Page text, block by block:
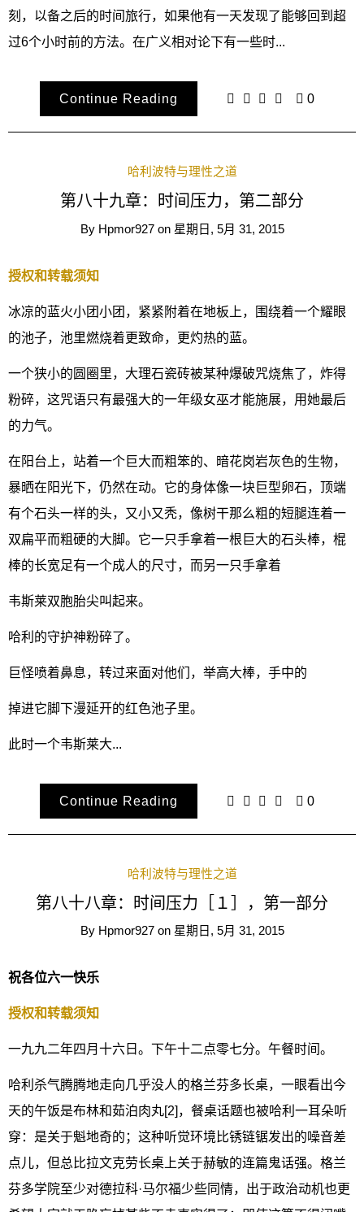
刻，以备之后的时间旅行，如果他有一天发现了能够回到超
过6个小时前的方法。在广义相对论下有一些时...
Continue Reading 0
哈利波特与理性之道
第八十九章：时间压力，第二部分
By Hpmor927 on 星期日, 5月 31, 2015
授权和转载须知
冰凉的蓝火小团小团，紧紧附着在地板上，围绕着一个耀眼
的池子，池里燃烧着更致命，更灼热的蓝。
一个狭小的圆圈里，大理石瓷砖被某种爆破咒烧焦了，炸得
粉碎，这咒语只有最强大的一年级女巫才能施展，用她最后
的力气。
在阳台上，站着一个巨大而粗笨的、暗花岗岩灰色的生物，
暴晒在阳光下，仍然在动。它的身体像一块巨型卵石，顶端
有个石头一样的头，又小又秃，像树干那么粗的短腿连着一
双扁平而粗硬的大脚。它一只手拿着一根巨大的石头棒，棍
棒的长宽足有一个成人的尺寸，而另一只手拿着
韦斯莱双胞胎尖叫起来。
哈利的守护神粉碎了。
巨怪喷着鼻息，转过来面对他们，举高大棒，手中的
掉进它脚下漫延开的红色池子里。
此时一个韦斯莱大...
Continue Reading 0
哈利波特与理性之道
第八十八章：时间压力［１］，第一部分
By Hpmor927 on 星期日, 5月 31, 2015
祝各位六一快乐
授权和转载须知
一九九二年四月十六日。下午十二点零七分。午餐时间。
哈利杀气腾腾地走向几乎没人的格兰芬多长桌，一眼看出今
天的午饭是布林和茹泊肉丸[2]，餐桌话题也被哈利一耳朵听
穿：是关于魁地奇的；这种听觉环境比锈链锯发出的噪音差
点儿，但总比拉文克劳长桌上关于赫敏的连篇鬼话强。格兰
芬多学院至少对德拉科·马尔福少些同情，出于政治动机也更